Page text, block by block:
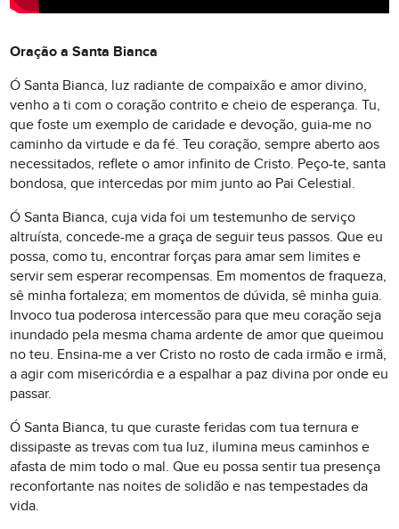
Oração a Santa Bianca
Ó Santa Bianca, luz radiante de compaixão e amor divino,
venho a ti com o coração contrito e cheio de esperança. Tu,
que foste um exemplo de caridade e devoção, guia-me no
caminho da virtude e da fé. Teu coração, sempre aberto aos
necessitados, reflete o amor infinito de Cristo. Peço-te, santa
bondosa, que intercedas por mim junto ao Pai Celestial.
Ó Santa Bianca, cuja vida foi um testemunho de serviço
altruísta, concede-me a graça de seguir teus passos. Que eu
possa, como tu, encontrar forças para amar sem limites e
servir sem esperar recompensas. Em momentos de fraqueza,
sê minha fortaleza; em momentos de dúvida, sê minha guia.
Invoco tua poderosa intercessão para que meu coração seja
inundado pela mesma chama ardente de amor que queimou
no teu. Ensina-me a ver Cristo no rosto de cada irmão e irmã,
a agir com misericórdia e a espalhar a paz divina por onde eu
passar.
Ó Santa Bianca, tu que curaste feridas com tua ternura e
dissipaste as trevas com tua luz, ilumina meus caminhos e
afasta de mim todo o mal. Que eu possa sentir tua presença
reconfortante nas noites de solidão e nas tempestades da
vida.